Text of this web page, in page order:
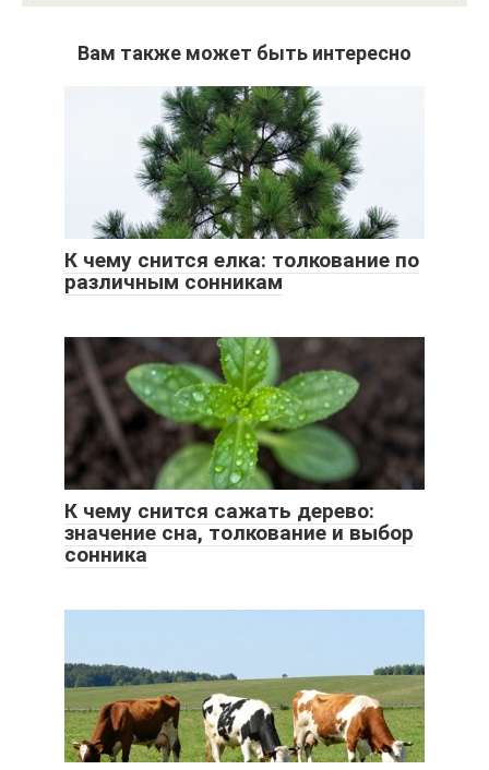
Вам также может быть интересно
К чему снится елка: толкование по
различным сонникам
К чему снится сажать дерево:
значение сна, толкование и выбор
сонника